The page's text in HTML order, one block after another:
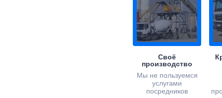
Своё
производство
Мы не пользуемся
услугами
посредников